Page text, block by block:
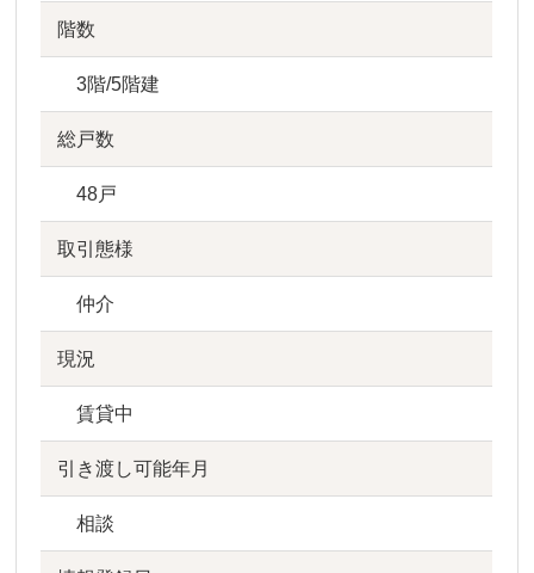
階数
3階/5階建
総戸数
48戸
取引態様
仲介
現況
賃貸中
引き渡し可能年月
相談